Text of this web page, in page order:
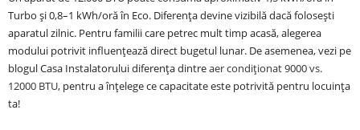
Turbo și 0,8–1 kWh/oră în Eco. Diferența devine vizibilă dacă folosești
aparatul zilnic. Pentru familii care petrec mult timp acasă, alegerea
modului potrivit influențează direct bugetul lunar. De asemenea, vezi pe
blogul Casa Instalatorului diferența dintreaer condiționat 9000 vs.
12000 BTU, pentru a înțelege ce capacitate este potrivită pentru locuința
ta!